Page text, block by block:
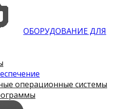
ОБОРУДОВАНИЕ ДЛЯ
операционные системы